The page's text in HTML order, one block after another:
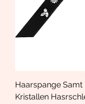
Haarspange
Kristallen